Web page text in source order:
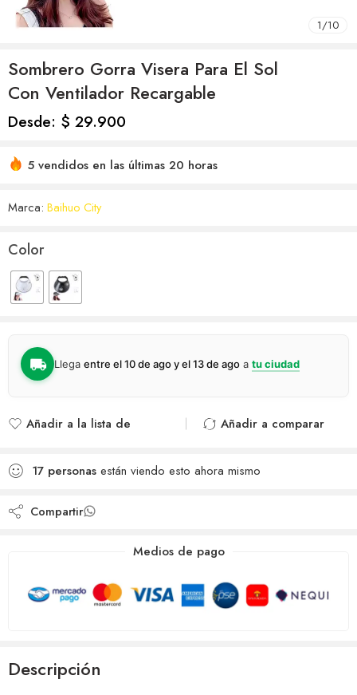
1/10
Sombrero Gorra Visera Para El Sol
Con Ventilador Recargable
Desde: $ 29.900
5 vendidos en las últimas 20 horas
Marca: Baihuo City
Color
Llega entre el 10 de ago y el 13 de ago a tu ciudad
Añadir a la lista de
Añadido a la lista de
deseos
Añadir a comparar
17 personas están viendo esto ahora mismo
Compartir
Medios de pago
Descripción